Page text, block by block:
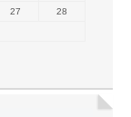
27 28